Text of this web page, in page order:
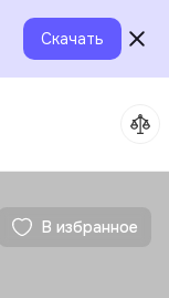
Скачать
В избранное